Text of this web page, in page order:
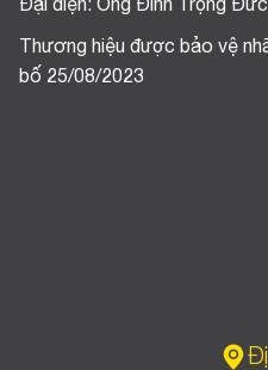
Đại diện: Ông Đinh Trọng Đức
Thương hiệu được bảo vệ
bố 25/08/2023